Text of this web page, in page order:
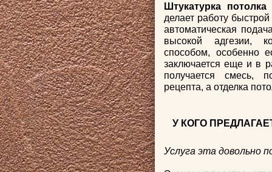
Штукатурка потолка
делает работу
автоматическая
высокой адгезии,
способом, особенно
заключается еще и в
получается смесь,
рецепта, а отделка
У КОГО
Услуга эта довольно